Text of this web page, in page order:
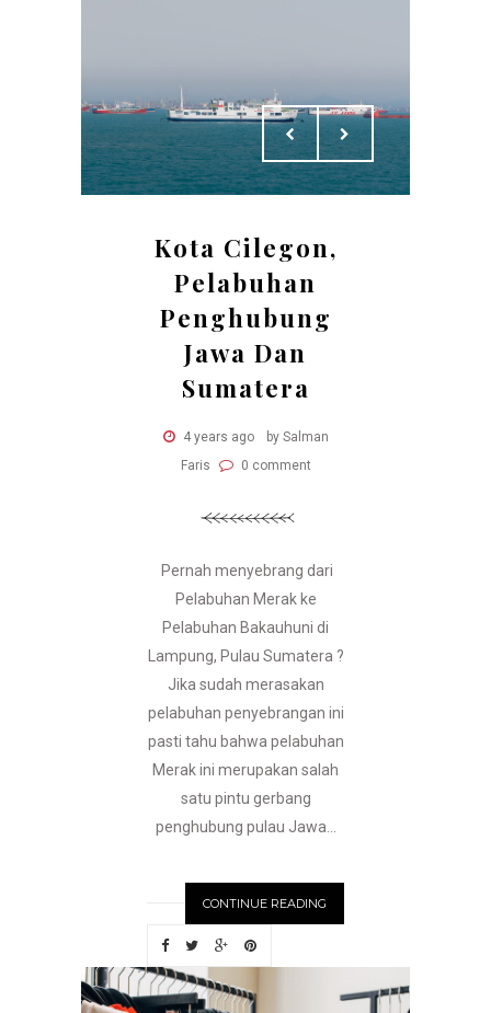
Kota Cilegon,
Pelabuhan
Penghubung
Jawa Dan
Sumatera
4 years ago
by Salman
Faris
0 comment
Pernah menyebrang dari
Pelabuhan Merak ke
Pelabuhan Bakauhuni di
Lampung, Pulau Sumatera ?
Jika sudah merasakan
pelabuhan penyebrangan ini
pasti tahu bahwa pelabuhan
Merak ini merupakan salah
satu pintu gerbang
penghubung pulau Jawa...
CONTINUE READING